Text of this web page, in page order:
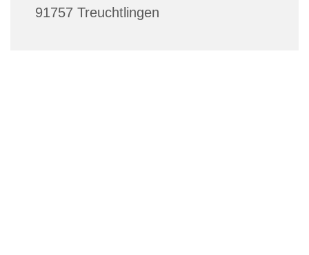
91757 Treuchtlingen